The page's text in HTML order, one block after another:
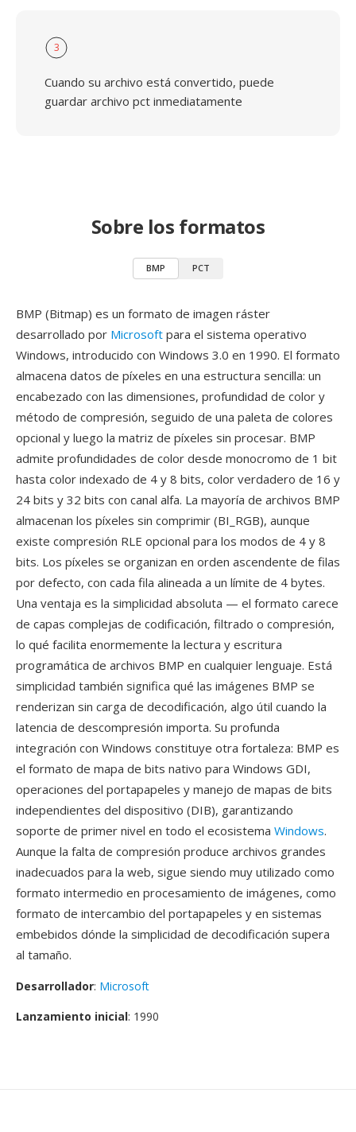
3
Cuando su archivo está convertido, puede
guardar archivo pct inmediatamente
Sobre los formatos
BMP PCT
BMP (Bitmap) es un formato de imagen ráster
desarrollado por Microsoft para el sistema operativo
Windows, introducido con Windows 3.0 en 1990. El formato
almacena datos de píxeles en una estructura sencilla: un
encabezado con las dimensiones, profundidad de color y
método de compresión, seguido de una paleta de colores
opcional y luego la matriz de píxeles sin procesar. BMP
admite profundidades de color desde monocromo de 1 bit
hasta color indexado de 4 y 8 bits, color verdadero de 16 y
24 bits y 32 bits con canal alfa. La mayoría de archivos BMP
almacenan los píxeles sin comprimir (BI_RGB), aunque
existe compresión RLE opcional para los modos de 4 y 8
bits. Los píxeles se organizan en orden ascendente de filas
por defecto, con cada fila alineada a un límite de 4 bytes.
Una ventaja es la simplicidad absoluta — el formato carece
de capas complejas de codificación, filtrado o compresión,
lo qué facilita enormemente la lectura y escritura
programática de archivos BMP en cualquier lenguaje. Está
simplicidad también significa qué las imágenes BMP se
renderizan sin carga de decodificación, algo útil cuando la
latencia de descompresión importa. Su profunda
integración con Windows constituye otra fortaleza: BMP es
el formato de mapa de bits nativo para Windows GDI,
operaciones del portapapeles y manejo de mapas de bits
independientes del dispositivo (DIB), garantizando
soporte de primer nivel en todo el ecosistema Windows.
Aunque la falta de compresión produce archivos grandes
inadecuados para la web, sigue siendo muy utilizado como
formato intermedio en procesamiento de imágenes, como
formato de intercambio del portapapeles y en sistemas
embebidos dónde la simplicidad de decodificación supera
al tamaño.
Desarrollador: Microsoft
Lanzamiento inicial: 1990